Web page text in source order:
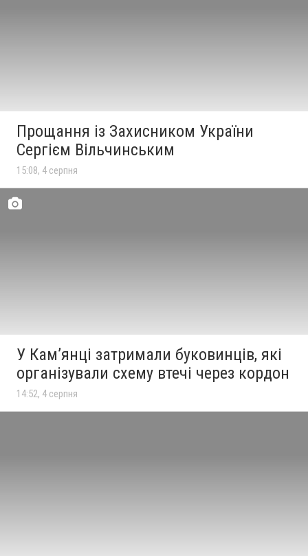
Прощання із Захисником України
Сергієм Вільчинським
15:08, 4 серпня
У Кам’янці затримали буковинців, які
організували схему втечі через кордон
14:52, 4 серпня